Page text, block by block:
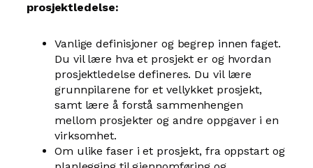
prosjektledelse:
Vanlige definisjoner og begrep innen faget.
Du vil lære hva et prosjekt er og hvordan
prosjektledelse defineres. Du vil lære
grunnpilarene for et vellykket prosjekt,
samt lære å forstå sammenhengen
mellom prosjekter og andre oppgaver i en
virksomhet.
Om ulike faser i et prosjekt, fra oppstart og